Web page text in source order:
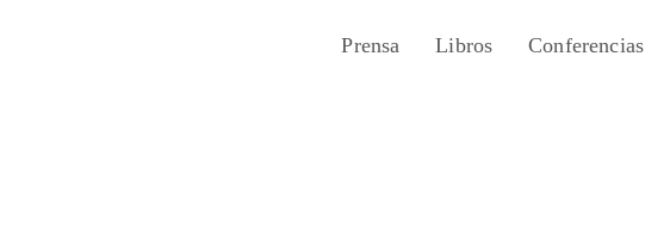
Prensa Libros Conferencias